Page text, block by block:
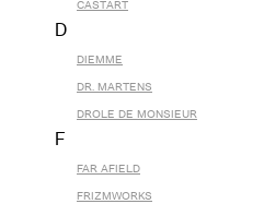
CASTART
D
DIEMME
DR. MARTENS
DROLE DE MONSIEUR
F
FAR AFIELD
FRIZMWORKS